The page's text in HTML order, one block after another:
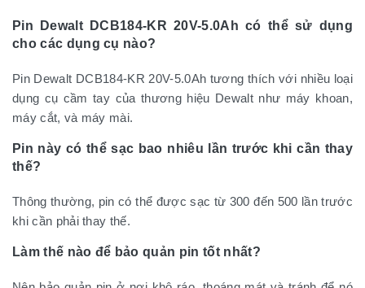
Pin Dewalt DCB184-KR 20V-5.0Ah có thể sử dụng
cho các dụng cụ nào?
Pin Dewalt DCB184-KR 20V-5.0Ah tương thích với nhiều loại
dụng cụ cầm tay của thương hiệu Dewalt như máy khoan,
máy cắt, và máy mài.
Pin này có thể sạc bao nhiêu lần trước khi cần thay
thế?
Thông thường, pin có thể được sạc từ 300 đến 500 lần trước
khi cần phải thay thế.
Làm thế nào để bảo quản pin tốt nhất?